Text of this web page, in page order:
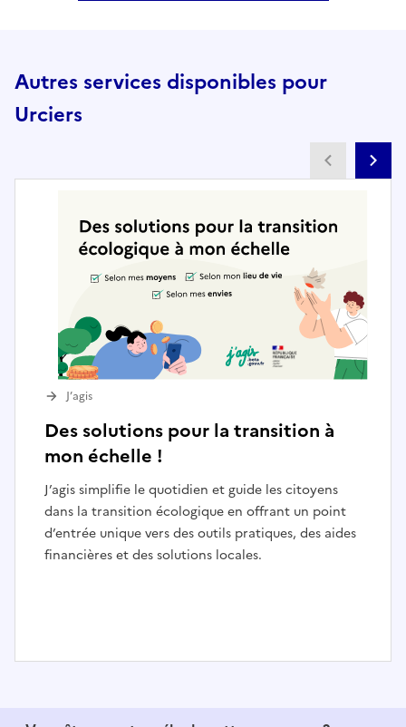
Autres services disponibles pour
Urciers
Des solutions pour la transition à
mon échelle !
J’agis simplifie le quotidien et guide les citoyens
dans la transition écologique en offrant un point
d’entrée unique vers des outils pratiques, des aides
financières et des solutions locales.
J’agis